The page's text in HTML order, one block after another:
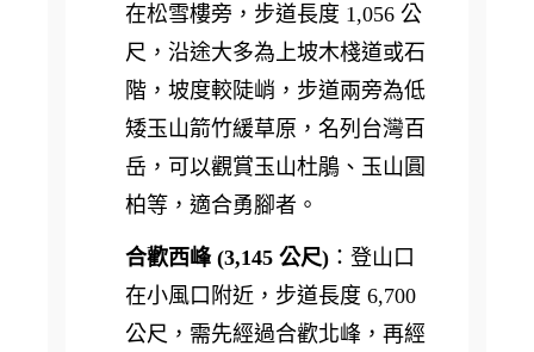
在松雪樓旁，步道長度 1,056 公
尺，沿途大多為上坡木棧道或石
階，坡度較陡峭，步道兩旁為低
矮玉山箭竹緩草原，名列台灣百
岳，可以觀賞玉山杜鵑、玉山圓
柏等，適合勇腳者。
合歡西峰 (3,145 公尺) ：登山口
在小風口附近，步道長度 6,700
公尺，需先經過合歡北峰，再經